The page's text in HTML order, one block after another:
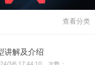
查看分类
讲解及介绍